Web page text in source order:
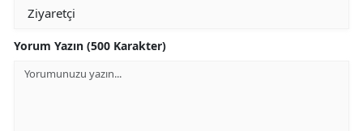
Yorum Yazın (500 Karakter)